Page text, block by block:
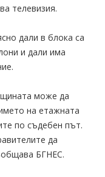
телевизия.
дали в блока са
и дали има
може да
на етажната
по съдебен път.
да
БГНЕС.